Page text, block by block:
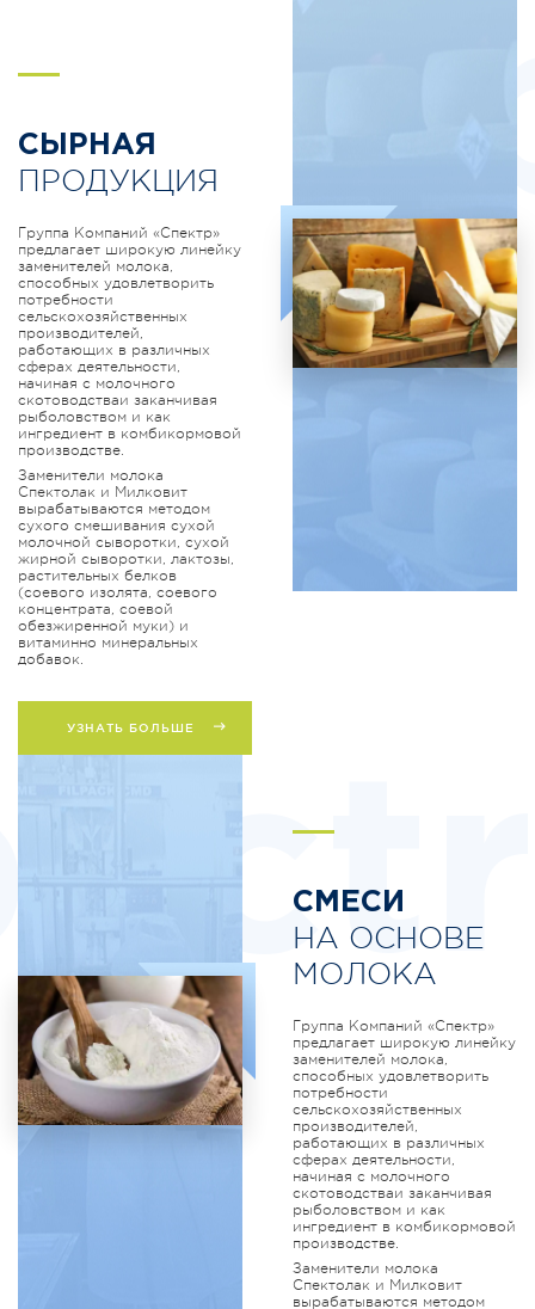
СЫРНАЯ
ПРОДУКЦИЯ
Группа Компаний «Спектр»
предлагает широкую линейку
заменителей молока,
способных удовлетворить
потребности
сельскохозяйственных
производителей,
работающих в различных
сферах деятельности,
начиная с молочного
скотоводстваи заканчивая
рыболовством и как
ингредиент в комбикормовой
производстве.
Заменители молока
Спектолак и Милковит
вырабатываются методом
сухого смешивания сухой
молочной сыворотки, сухой
жирной сыворотки, лактозы,
растительных белков
(соевого изолята, соевого
концентрата, соевой
обезжиренной муки) и
витаминно минеральных
добавок.
УЗНАТЬ БОЛЬШЕ
СМЕСИ
НА ОСНОВЕ
МОЛОКА
Группа Компаний «Спектр»
предлагает широкую линейку
заменителей молока,
способных удовлетворить
потребности
сельскохозяйственных
производителей,
работающих в различных
сферах деятельности,
начиная с молочного
скотоводстваи заканчивая
рыболовством и как
ингредиент в комбикормовой
производстве.
Заменители молока
Спектолак и Милковит
вырабатываются методом